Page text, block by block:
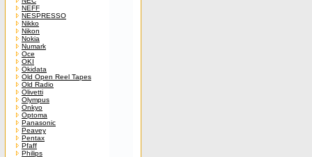
NEFF
NESPRESSO
Nikko
Nikon
Nokia
Numark
Oce
OKI
Okidata
Old Open Reel Tapes
Old Radio
Olivetti
Olympus
Onkyo
Optoma
Panasonic
Peavey
Pentax
Pfaff
Philips